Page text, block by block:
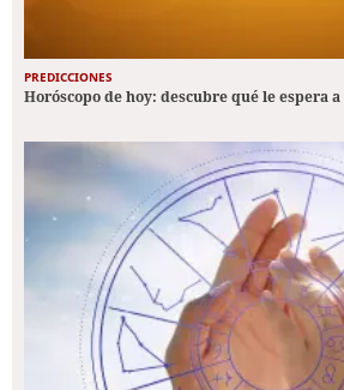
PREDICCIONES
Horóscopo de hoy: descubre qué le espera